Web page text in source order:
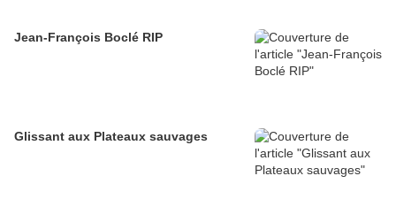
Jean-François Boclé RIP
Glissant aux Plateaux sauvages